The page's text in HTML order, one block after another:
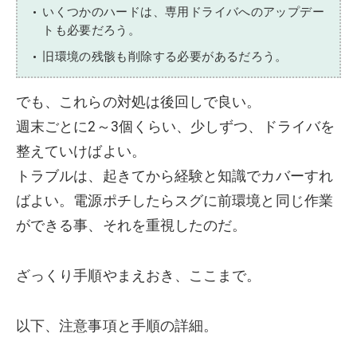
いくつかのハードは、専用ドライバへのアップデー
トも必要だろう。
旧環境の残骸も削除する必要があるだろう。
でも、これらの対処は後回しで良い。
週末ごとに2～3個くらい、少しずつ、ドライバを
整えていけばよい。
トラブルは、起きてから経験と知識でカバーすれ
ばよい。電源ポチしたらスグに前環境と同じ作業
ができる事、それを重視したのだ。
ざっくり手順やまえおき、ここまで。
以下、注意事項と手順の詳細。